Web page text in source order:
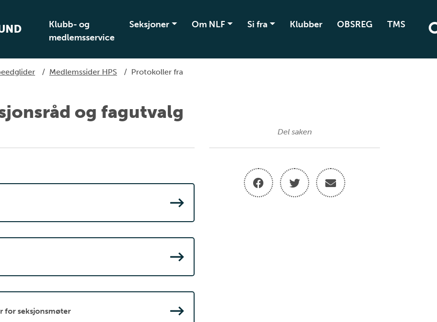
Klubb- og
medlemsservice
Seksjoner Om NLF Si fra Klubber OBSREG TMS
/ Medlemssider HPS / Protokoller fra
og fagutvalg
for seksjonsmøter
Del saken